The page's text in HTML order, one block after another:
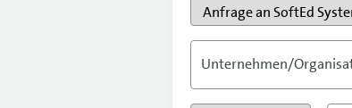
Unternehmen/